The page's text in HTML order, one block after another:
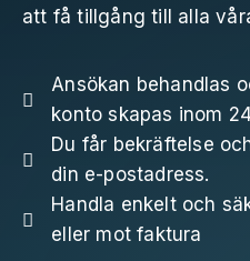
att få tillgång till alla
Ansökan behandlas
konto skapas inom
Du får bekräftelse
din e-postadress.
Handla enkelt och
eller mot faktura